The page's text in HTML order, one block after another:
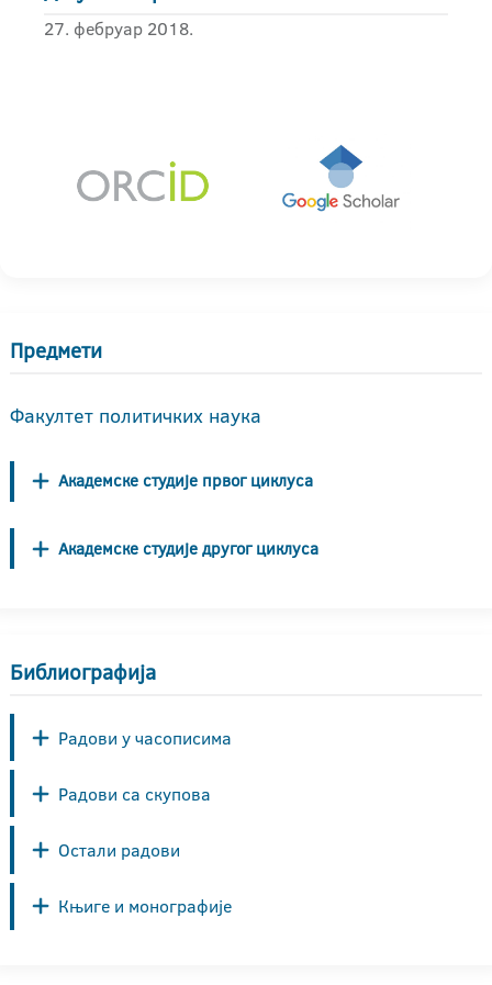
27. фебруар 2018.
Предмети
Факултет политичких наука
Академске студије првог циклуса
Академске студије другог циклуса
Библиографија
Радови у часописима
Радови са скупова
Остали радови
Књиге и монографије